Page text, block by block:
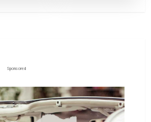
Sponsored